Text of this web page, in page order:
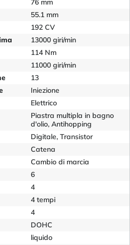
76 mm
55.1 mm
192 CV
13000 giri/min
114 Nm
11000 giri/min
13
Iniezione
Elettrico
Piastra multipla in bagno
d'olio, Antihopping
Digitale, Transistor
Catena
Cambio di marcia
6
4
4 tempi
4
DOHC
liquido